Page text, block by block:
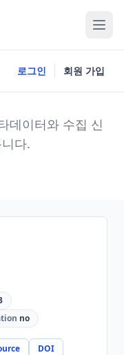
로그인 회원 가입
데이터와 수집 신
다.
no
DOI